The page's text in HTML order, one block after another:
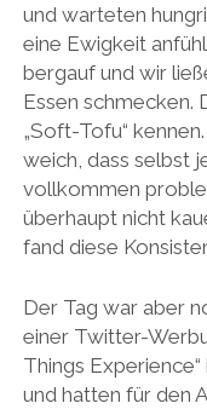
und warteten
eine Ewigkeit
bergauf und wir
Essen schmecken.
„Soft-Tofu“
weich, dass selbst
vollkommen
überhaupt nicht
fand diese
Der Tag war aber
einer Twitter-
Things
und hatten für den